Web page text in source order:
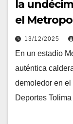
la
el
13/12/2025
En un estadio
auténtica
demoledor en el
Deportes